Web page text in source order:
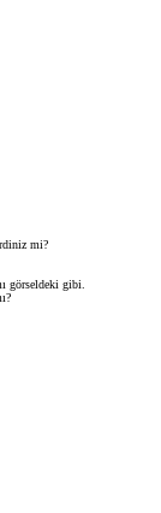
mi?
görseldeki gibi.